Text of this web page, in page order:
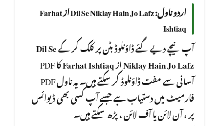
اردو ناول: Dil Se Niklay Hain Jo Lafz از Farhat
Ishtiaq
آپ نیچے دیے گئے ڈاؤنلوڈ بٹن پر کلک کر کےDil Se
Niklay Hain Jo LafzازFarhat Ishtiaq کا PDF
آسانی سے مفت ڈاؤنلوڈ کر سکتے ہیں۔ یہ ناول PDF
فارمیٹ میں دستیاب ہے جسے آپ کسی بھی ڈیوائس
پر ، آن لائن یا آف لائن ، پڑھ سکتے ہیں۔